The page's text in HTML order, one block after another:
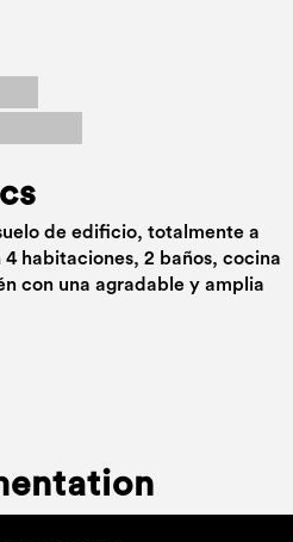
de edificio, totalmente a
habitaciones, 2 baños, cocina
con una agradable y amplia